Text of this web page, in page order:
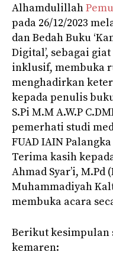
Alhamdulillah
pada 26/12/2023
dan Bedah Buku
Digital’, sebagai
inklusif, membuka
menghadirkan
kepada penulis
S.Pi M.M A.W.P
pemerhati studi
FUAD IAIN
Terima kasih
Ahmad Syar’i,
Muhammadiyah
membuka acara
Berikut kesimpulan
kemaren: